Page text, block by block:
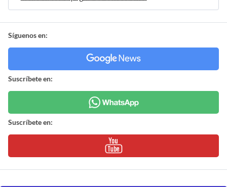
Síguenos en:
Suscríbete en:
Suscríbete en: